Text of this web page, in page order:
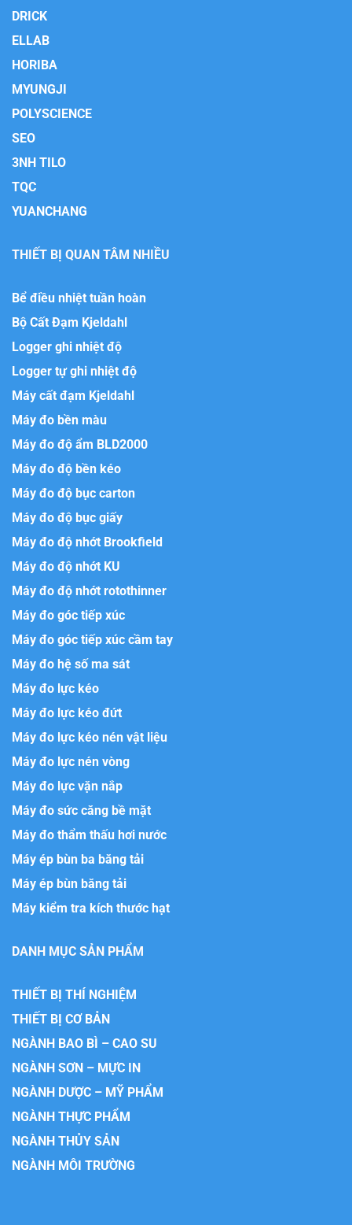
DRICK
ELLAB
HORIBA
MYUNGJI
POLYSCIENCE
SEO
3NH TILO
TQC
YUANCHANG
THIẾT BỊ QUAN TÂM NHIỀU
Bể điều nhiệt tuần hoàn
Bộ Cất Đạm Kjeldahl
Logger ghi nhiệt độ
Logger tự ghi nhiệt độ
Máy cất đạm Kjeldahl
Máy đo bền màu
Máy đo độ ẩm BLD2000
Máy đo độ bền kéo
Máy đo độ bục carton
Máy đo độ bục giấy
Máy đo độ nhớt Brookfield
Máy đo độ nhớt KU
Máy đo độ nhớt rotothinner
Máy đo góc tiếp xúc
Máy đo góc tiếp xúc cầm tay
Máy đo hệ số ma sát
Máy đo lực kéo
Máy đo lực kéo đứt
Máy đo lực kéo nén vật liệu
Máy đo lực nén vòng
Máy đo lực vặn nắp
Máy đo sức căng bề mặt
Máy đo thẩm thấu hơi nước
Máy ép bùn ba băng tải
Máy ép bùn băng tải
Máy kiểm tra kích thước hạt
DANH MỤC SẢN PHẨM
THIẾT BỊ THÍ NGHIỆM
THIẾT BỊ CƠ BẢN
NGÀNH BAO BÌ – CAO SU
NGÀNH SƠN – MỰC IN
NGÀNH DƯỢC – MỸ PHẨM
NGÀNH THỰC PHẨM
NGÀNH THỦY SẢN
NGÀNH MÔI TRƯỜNG